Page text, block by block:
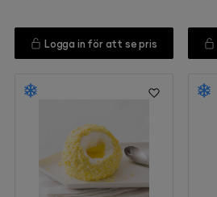
Logga in för att se pris